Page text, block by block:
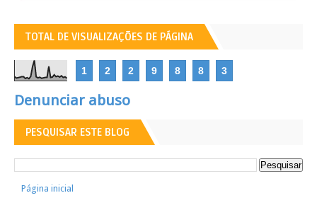
TOTAL DE VISUALIZAÇÕES DE PÁGINA
1 2 2 9 8 8 3
Denunciar abuso
PESQUISAR ESTE BLOG
Página inicial